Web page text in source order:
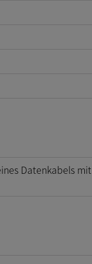
Datenkabels mit